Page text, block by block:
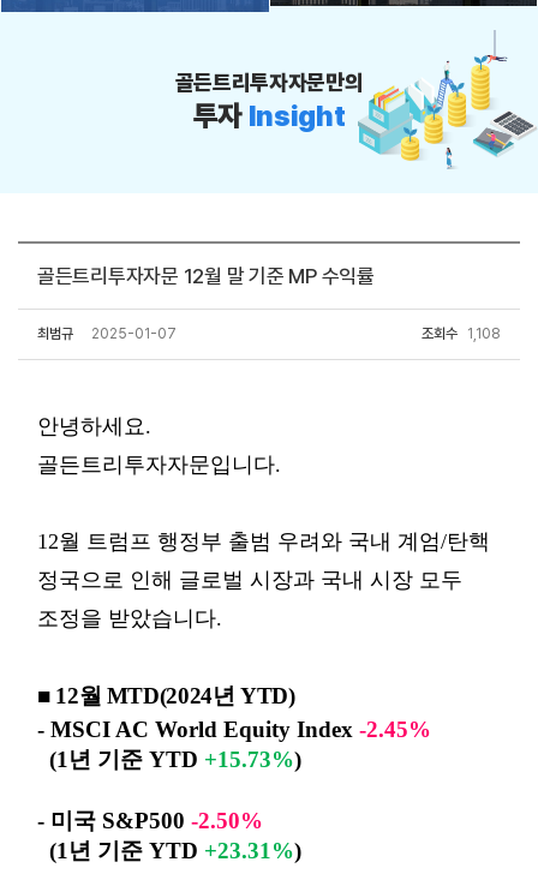
골든트리투자자문만의
투자 Insight
골든트리투자자문 12월 말 기준 MP 수익률
최범규 2025-01-07 조회수 1,108
안녕하세요.
골든트리투자자문입니다.
12월 트럼프 행정부 출범 우려와 국내 계엄/탄핵
정국으로 인해 글로벌 시장과 국내 시장 모두
조정을 받았습니다.
■ 12월 MTD(2024년 YTD)
- MSCI AC World Equity Index -2.45%
(1 년 기준 YTD +15.73%)
- 미국 S&P500 -2.50%
(1 년 기준 YTD +23.31%)